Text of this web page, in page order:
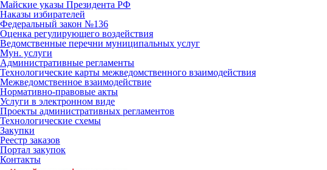
Майские указы Президента РФ
Наказы избирателей
Федеральный закон №136
Оценка регулирующего воздействия
Ведомственные перечни муниципальных услуг
Мун. услуги
Административные регламенты
Технологические карты межведомственного взаимодействия
Межведомственное взаимодействие
Нормативно-правовые акты
Услуги в электронном виде
Проекты административных регламентов
Технологические схемы
Закупки
Реестр заказов
Портал закупок
Контакты